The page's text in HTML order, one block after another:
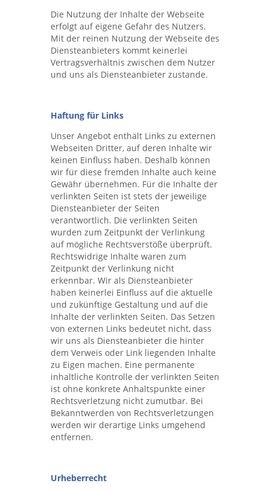
Die Nutzung der Inhalte der Webseite
erfolgt auf eigene Gefahr des Nutzers.
Mit der reinen Nutzung der Webseite des
Diensteanbieters kommt keinerlei
Vertragsverhältnis zwischen dem Nutzer
und uns als Diensteanbieter zustande.
Haftung für Links
Unser Angebot enthält Links zu externen
Webseiten Dritter, auf deren Inhalte wir
keinen Einfluss haben. Deshalb können
wir für diese fremden Inhalte auch keine
Gewähr übernehmen. Für die Inhalte der
verlinkten Seiten ist stets der jeweilige
Diensteanbieter der Seiten
verantwortlich. Die verlinkten Seiten
wurden zum Zeitpunkt der Verlinkung
auf mögliche Rechtsverstöße überprüft.
Rechtswidrige Inhalte waren zum
Zeitpunkt der Verlinkung nicht
erkennbar. Wir als Diensteanbieter
haben keinerlei Einfluss auf die aktuelle
und zukünftige Gestaltung und auf die
Inhalte der verlinkten Seiten. Das Setzen
von externen Links bedeutet nicht, dass
wir uns als Diensteanbieter die hinter
dem Verweis oder Link liegenden Inhalte
zu Eigen machen. Eine permanente
inhaltliche Kontrolle der verlinkten Seiten
ist ohne konkrete Anhaltspunkte einer
Rechtsverletzung nicht zumutbar. Bei
Bekanntwerden von Rechtsverletzungen
werden wir derartige Links umgehend
entfernen.
Urheberrecht